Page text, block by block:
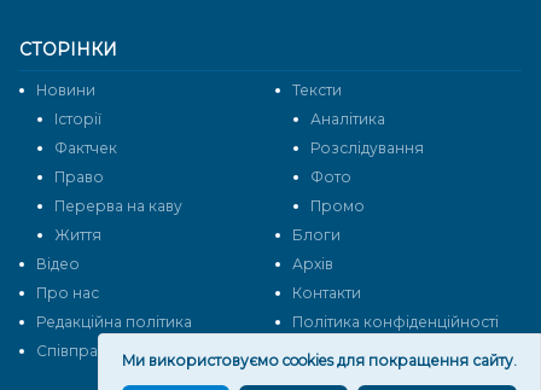
СТОРІНКИ
Новини
Тексти
Історії
Аналітика
Фактчек
Розслідування
Право
Фото
Перерва на каву
Промо
Життя
Блоги
Відео
Архів
Про нас
Контакти
Редакційна політика
Політика конфіденційності
Cпівпраця
Ми використовуємо cookies для покращення сайту.